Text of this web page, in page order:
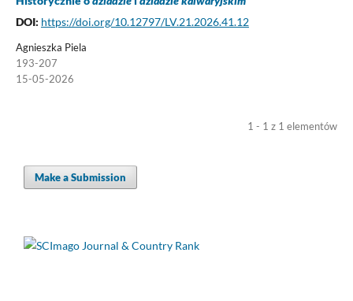
DOI: https://doi.org/10.12797/LV.21.2026.41.12
Agnieszka Piela
193-207
15-05-2026
1 - 1 z 1 elementów
Make a Submission